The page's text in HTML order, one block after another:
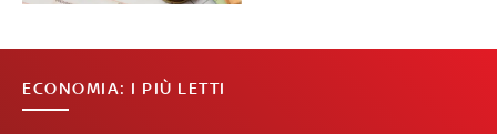
ECONOMIA: I PIÙ LETTI